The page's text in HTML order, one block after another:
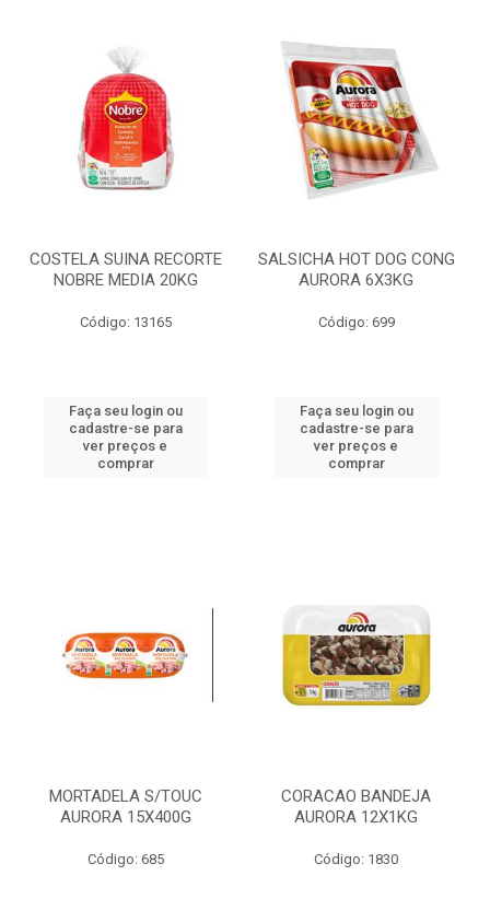
COSTELA SUINA RECORTE
NOBRE MEDIA 20KG
Código: 13165
Faça seu login ou
cadastre-se para
ver preços e
comprar
SALSICHA HOT DOG CONG
AURORA 6X3KG
Código: 699
Faça seu login ou
cadastre-se para
ver preços e
comprar
MORTADELA S/TOUC
AURORA 15X400G
Código: 685
CORACAO BANDEJA
AURORA 12X1KG
Código: 1830